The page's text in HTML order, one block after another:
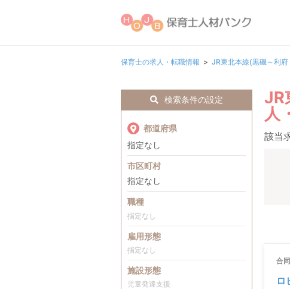
保育士の求人・転職情報 JR東北本線(黒磯～利府
JR
人
該当
合
ロ
検索条件の設定
都道府県
指定なし
市区町村
指定なし
職種
指定なし
雇用形態
指定なし
施設形態
児童発達支援